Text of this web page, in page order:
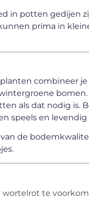
in potten gedijen
prima in
combineer
als dat nodig is.
speels en
de
te